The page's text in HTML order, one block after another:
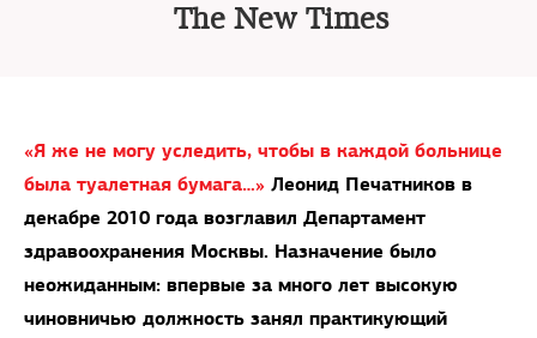
The New Times
«Я же не могу уследить, чтобы в каждой больнице
была туалетная бумага…» Леонид Печатников в
декабре 2010 года возглавил Департамент
здравоохранения Москвы. Назначение было
неожиданным: впервые за много лет высокую
чиновничью должность занял практикующий